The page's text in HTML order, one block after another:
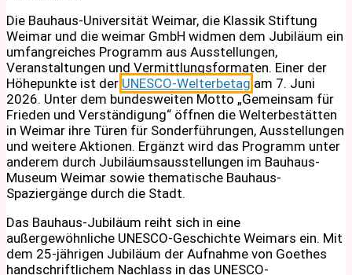
Die Bauhaus-Universität Weimar, die Klassik Stiftung
Weimar und die weimar GmbH widmen dem Jubiläum ein
umfangreiches Programm aus Ausstellungen,
Veranstaltungen und Vermittlungsformaten. Einer der
Höhepunkte ist der UNESCO-Welterbetag am 7. Juni
2026. Unter dem bundesweiten Motto „Gemeinsam für
Frieden und Verständigung“ öffnen die Welterbestätten
in Weimar ihre Türen für Sonderführungen, Ausstellungen
und weitere Aktionen. Ergänzt wird das Programm unter
anderem durch Jubiläumsausstellungen im Bauhaus-
Museum Weimar sowie thematische Bauhaus-
Spaziergänge durch die Stadt.
Das Bauhaus-Jubiläum reiht sich in eine
außergewöhnliche UNESCO-Geschichte Weimars ein. Mit
dem 25-jährigen Jubiläum der Aufnahme von Goethes
handschriftlichem Nachlass in das UNESCO-